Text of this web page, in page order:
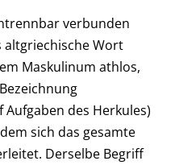
verbunden
altgriechische Wort
Maskulinum athlos,
Aufgaben des Herkules)
sich das gesamte
Derselbe Begriff